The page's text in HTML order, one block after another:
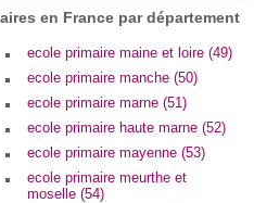
en France par département
ecole primaire maine et loire (49)
ecole primaire manche (50)
ecole primaire marne (51)
ecole primaire haute marne (52)
ecole primaire mayenne (53)
ecole primaire meurthe et
moselle (54)